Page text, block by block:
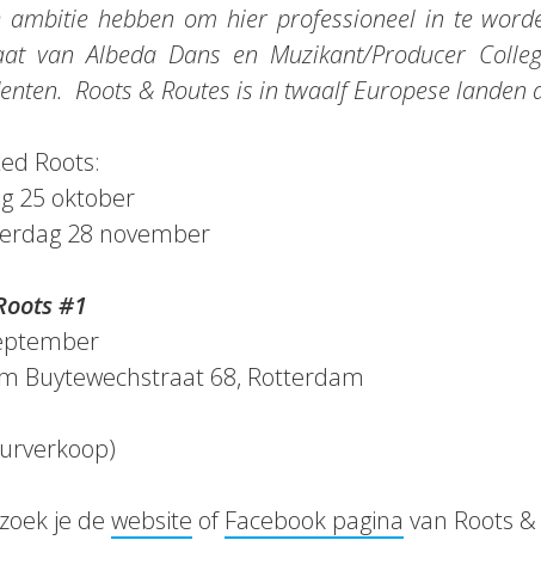
hebben om hier professioneel in te
van Albeda Dans en Muzikant/Producer
Roots & Routes is in twaalf Europese landen
Roots:
25 oktober
28 november
#1
Buytewechstraat 68, Rotterdam
je de website of Facebook pagina van Roots